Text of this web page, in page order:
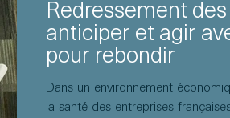
Redressement
anticiper et agir
pour rebondir
Dans un environnement
la santé des entreprises